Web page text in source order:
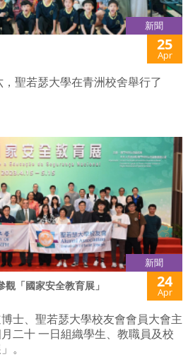
新聞
25
Apr
聖若瑟大學在青洲校舍舉行了
新聞
「國家安全教育展」 24
Apr
士、聖若瑟大學校友會會員大會主
二十 一日組織學生、教職員及校
。